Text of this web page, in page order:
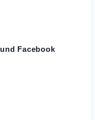
und Facebook